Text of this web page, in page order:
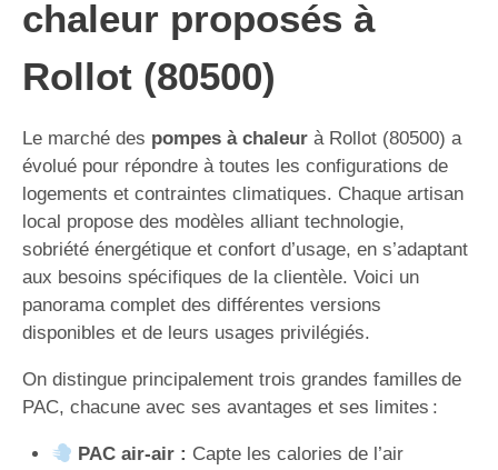
chaleur proposés à
Rollot (80500)
Le marché des pompes à chaleur à Rollot (80500) a
évolué pour répondre à toutes les configurations de
logements et contraintes climatiques. Chaque artisan
local propose des modèles alliant technologie,
sobriété énergétique et confort d’usage, en s’adaptant
aux besoins spécifiques de la clientèle. Voici un
panorama complet des différentes versions
disponibles et de leurs usages privilégiés.
On distingue principalement trois grandes familles de
PAC, chacune avec ses avantages et ses limites :
PAC air-air : Capte les calories de l’air